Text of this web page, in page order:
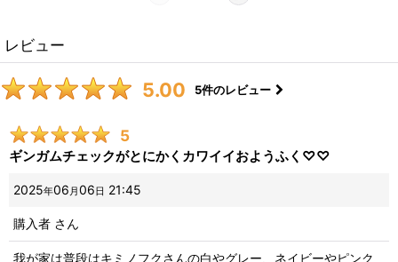
レビュー
5.00 5件のレビュー
5
ギンガムチェックがとにかくカワイイおようふく♡♡
2025年06 月06日 21:45
購入者 さん
我が家は普段はキミノフクさんの白やグレー、ネイビーやピンク